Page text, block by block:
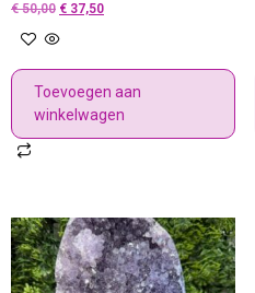
€50,00 € 37,50
Toevoegen aan
winkelwagen